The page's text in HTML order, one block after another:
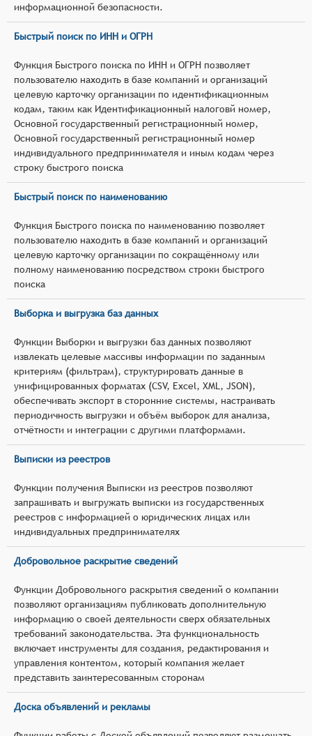
информационной безопасности.
Быстрый поиск по ИНН и ОГРН
Функция Быстрого поиска по ИНН и ОГРН позволяет
пользователю находить в базе компаний и организаций
целевую карточку организации по идентификационным
кодам, таким как Идентификационный налоговй номер,
Основной государственный регистрационный номер,
Основной государственный регистрационный номер
индивидуального предпринимателя и иным кодам через
строку быстрого поиска
Быстрый поиск по наименованию
Функция Быстрого поиска по наименованию позволяет
пользователю находить в базе компаний и организаций
целевую карточку организации по сокращённому или
полному наименованию посредством строки быстрого
поиска
Выборка и выгрузка баз данных
Функции Выборки и выгрузки баз данных позволяют
извлекать целевые массивы информации по заданным
критериям (фильтрам), структурировать данные в
унифицированных форматах (CSV, Excel, XML, JSON),
обеспечивать экспорт в сторонние системы, настраивать
периодичность выгрузки и объём выборок для анализа,
отчётности и интеграции с другими платформами.
Выписки из реестров
Функции получения Выписки из реестров позволяют
запрашивать и выгружать выписки из государственных
реестров с информацией о юридических лицах или
индивидуальных предпринимателях
Добровольное раскрытие сведений
Функции Добровольного раскрытия сведений о компании
позволяют организациям публиковать дополнительную
информацию о своей деятельности сверх обязательных
требований законодательства. Эта функциональность
включает инструменты для создания, редактирования и
управления контентом, который компания желает
представить заинтересованным сторонам
Доска объявлений и рекламы